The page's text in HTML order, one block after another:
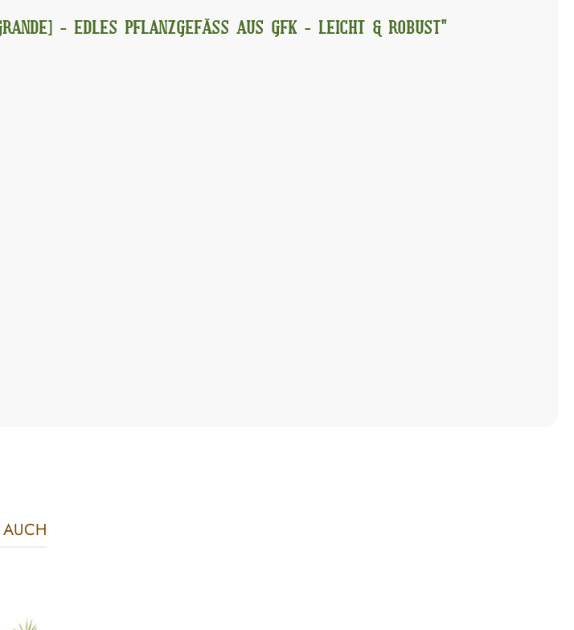
- EDLES PFLANZGEFÄSS AUS GFK - LEICHT & ROBUST"